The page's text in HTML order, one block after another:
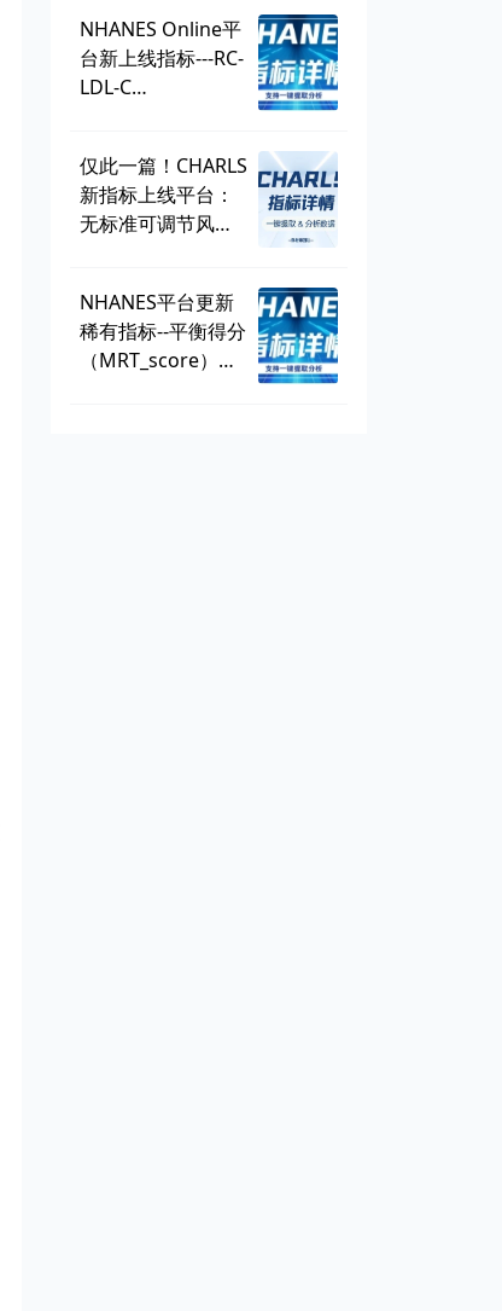
总
NHANES Online平
台新上线指标---RC-
LDL-C
仅此一篇！CHARLS
新指标上线平台：
无标准可调节风险
NHANES平台更新
稀有指标--平衡得分
（MRT_score），